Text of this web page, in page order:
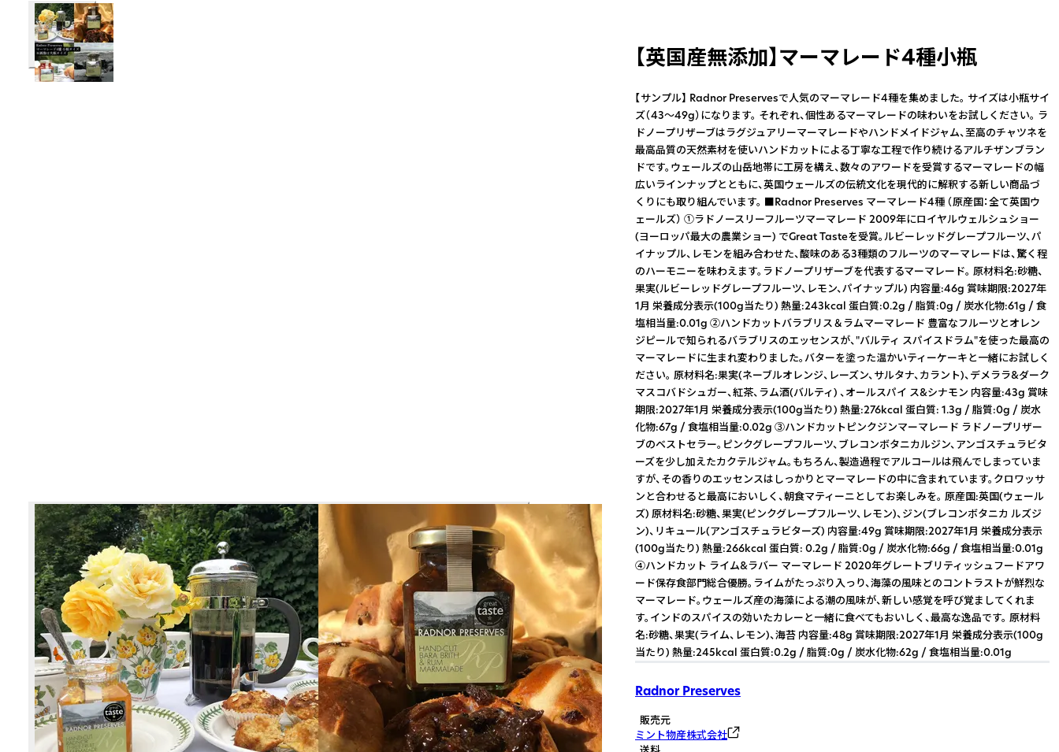
【英国産無添加】マーマレード4種小瓶
【サンプル】 Radnor Preservesで人気のマーマレード4種を集めました。 サイズは小瓶サイ
ズ（43〜49g）になります。 それぞれ、個性あるマーマレードの味わいをお試しください。 ラ
ドノープリザーブはラグジュアリーマーマレードやハンドメイドジャム、至高のチャツネを
最高品質の天然素材を使いハンドカットによる丁寧な工程で作り続けるアルチザンブラン
ドです。ウェールズの山岳地帯に工房を構え、数々のアワードを受賞するマーマレードの幅
広いラインナップとともに、英国ウェールズの伝統文化を現代的に解釈する新しい商品づ
くりにも取り組んでいます。 ■Radnor Preserves マーマレード4種 （原産国：全て英国ウ
ェールズ） ①ラドノースリーフルーツマーマレード 2009年にロイヤルウェルシュショー
(ヨーロッパ最大の農業ショー) でGreat Tasteを受賞。ルビーレッドグレープフルーツ、パ
イナップル、レモンを組み合わせた、酸味のある3種類のフルーツのマーマレードは、驚く程
のハーモニーを味わえます。ラドノープリザーブを代表するマーマレード。 原材料名:砂糖、
果実(ルビーレッドグレープフルーツ、レモン、パイナップル) 内容量:46g 賞味期限:2027年
1月 栄養成分表示(100g当たり) 熱量:243kcal 蛋白質:0.2g / 脂質:0g / 炭水化物:61g / 食
塩相当量:0.01g ②ハンドカットバラブリス＆ラムマーマレード 豊富なフルーツとオレン
ジピールで知られるバラブリスのエッセンスが、"バルティ スパイスドラム"を使った最高の
マーマレードに生まれ変わりました。バターを塗った温かいティーケーキと一緒にお試しく
ださい。 原材料名:果実(ネーブルオレンジ、レーズン、サルタナ、カラント)、デメララ&ダーク
マスコバドシュガー、紅茶、ラム酒(バルティ) 、オールスパイ ス&シナモン 内容量:43g 賞味
期限:2027年1月 栄養成分表示(100g当たり) 熱量:276kcal 蛋白質: 1.3g / 脂質:0g / 炭水
化物:67g / 食塩相当量:0.02g ③ハンドカットピンクジンマーマレード ラドノープリザー
ブのベストセラー。ピンクグレープフルーツ、ブレコンボタニカルジン、アンゴスチュラビタ
ーズを少し加えたカクテルジャム。もちろん、製造過程でアルコールは飛んでしまっていま
すが、その香りのエッセンスはしっかりとマーマレードの中に含まれています。クロワッサ
ンと合わせると最高においしく、朝食マティーニとしてお楽しみを。 原産国:英国(ウェール
ズ) 原材料名:砂糖、果実(ピンクグレープフルーツ、レモン)、ジン(ブレコンボタニカ ルズジ
ン)、リキュール(アンゴスチュラビターズ) 内容量:49g 賞味期限:2027年1月 栄養成分表示
(100g当たり) 熱量:266kcal 蛋白質: 0.2g / 脂質:0g / 炭水化物:66g / 食塩相当量:0.01g
④ハンドカット ライム&ラバー マーマレード 2020年グレートブリティッシュフードアワ
ード保存食部門総合優勝。ライムがたっぷり入っり、海藻の風味とのコントラストが鮮烈な
マーマレード。ウェールズ産の海藻による潮の風味が、新しい感覚を呼び覚ましてくれま
す。インドのスパイスの効いたカレーと一緒に食べてもおいしく、最高な逸品です。 原材料
名:砂糖、果実(ライム、レモン)、海苔 内容量:48g 賞味期限:2027年1月 栄養成分表示(100g
当たり) 熱量:245kcal 蛋白質:0.2g / 脂質:0g / 炭水化物:62g / 食塩相当量:0.01g
Radnor Preserves
販売元
ミント物産株式会社